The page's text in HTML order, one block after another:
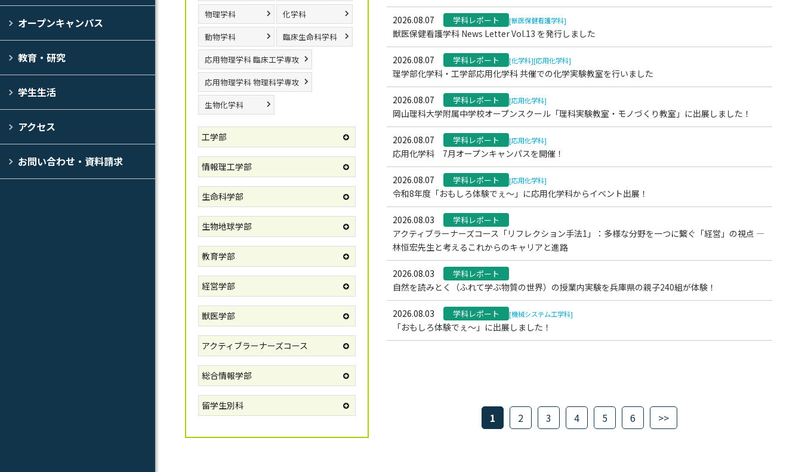
オープンキャンパス
教育・研究
学生生活
アクセス
お問い合わせ・資料請求
物理学科
化学科
動物学科
臨床生命科学科
応用物理学科 臨床工学専攻
応用物理学科 物理科学専攻
生物化学科
工学部
情報理工学部
生命科学部
生物地球学部
教育学部
経営学部
獣医学部
アクティブラーナーズコース
総合情報学部
留学生別科
2026.08.07 学科レポート [獣医保健看護学科]
獣医保健看護学科 News Letter Vol.13 を発行しました
2026.08.07 学科レポート [化学科][応用化学科]
理学部化学科・工学部応用化学科 共催での化学実験教室を行いました
2026.08.07 学科レポート [応用化学科]
岡山理科大学附属中学校オープンスクール「理科実験教室・モノづくり教室」に出展しました！
2026.08.07 学科レポート [応用化学科]
応用化学科 7月オープンキャンパスを開催！
2026.08.07 学科レポート [応用化学科]
令和8年度「おもしろ体験でぇ～」に応用化学科からイベント出展！
2026.08.03 学科レポート
アクティブラーナーズコース「リフレクション手法1」：多様な分野を一つに繋ぐ「経営」の視点 —
林恒宏先生と考えるこれからのキャリアと進路
2026.08.03 学科レポート
自然を読みとく（ふれて学ぶ物質の世界）の授業内実験を兵庫県の親子240組が体験！
2026.08.03 学科レポート [機械システム工学科]
「おもしろ体験でぇ～」に出展しました！
1 2 3 4 5 6 >>